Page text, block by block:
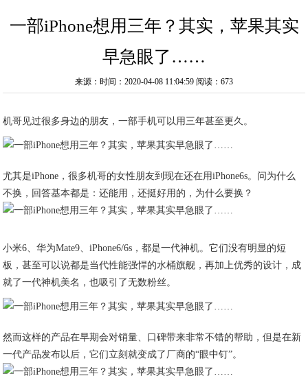
一部iPhone想用三年？其实，苹果其实
早急眼了……
来源：时间：2020-04-08 11:04:59 阅读：673
机哥见过很多身边的朋友，一部手机可以用三年甚至更久。
尤其是iPhone，很多机哥的女性朋友到现在还在用iPhone6s。问为什么
不换，回答基本都是：还能用，还挺好用的，为什么要换？
小米6、华为Mate9、iPhone6/6s，都是一代神机。它们没有明显的短
板，甚至可以说都是当代性能强悍的水桶旗舰，再加上优秀的设计，成
就了一代神机美名，也吸引了无数粉丝。
然而这样的产品在早期会对销量、口碑带来非常不错的帮助，但是在新
一代产品发布以后，它们立刻就变成了厂商的“眼中钉”。